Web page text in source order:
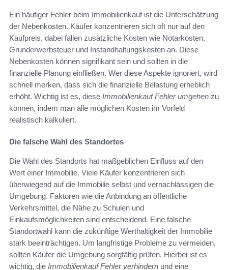
Ein häufiger Fehler beim Immobilienkauf ist die Unterschätzung
der Nebenkosten. Käufer konzentrieren sich oft nur auf den
Kaufpreis, dabei fallen zusätzliche Kosten wie Notarkosten,
Grunderwerbsteuer und Instandhaltungskosten an. Diese
Nebenkosten können signifikant sein und sollten in die
finanzielle Planung einfließen. Wer diese Aspekte ignoriert, wird
schnell merken, dass sich die finanzielle Belastung erheblich
erhöht. Wichtig ist es, diese Immobilienkauf Fehler umgehen zu
können, indem man alle möglichen Kosten im Vorfeld
realistisch kalkuliert.
Die falsche Wahl des Standortes
Die Wahl des Standorts hat maßgeblichen Einfluss auf den
Wert einer Immobilie. Viele Käufer konzentrieren sich
überwiegend auf die Immobilie selbst und vernachlässigen die
Umgebung. Faktoren wie die Anbindung an öffentliche
Verkehrsmittel, die Nähe zu Schulen und
Einkaufsmöglichkeiten sind entscheidend. Eine falsche
Standortwahl kann die zukünftige Werthaltigkeit der Immobilie
stark beeinträchtigen. Um langfristige Probleme zu vermeiden,
sollten Käufer die Umgebung sorgfältig prüfen. Hierbei ist es
wichtig, die Immobilienkauf Fehler verhindern und eine